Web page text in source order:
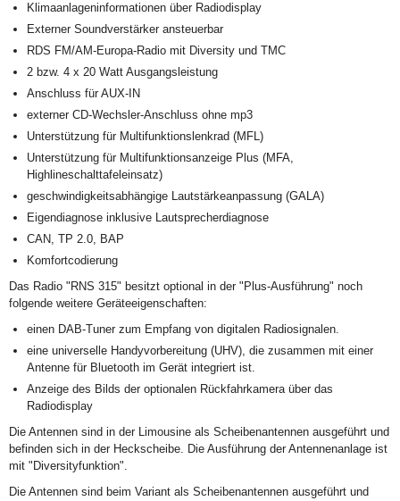
Klimaanlageninformationen über Radiodisplay
Externer Soundverstärker ansteuerbar
RDS FM/AM-Europa-Radio mit Diversity und TMC
2 bzw. 4 x 20 Watt Ausgangsleistung
Anschluss für AUX-IN
externer CD-Wechsler-Anschluss ohne mp3
Unterstützung für Multifunktionslenkrad (MFL)
Unterstützung für Multifunktionsanzeige Plus (MFA,
Highlineschalttafeleinsatz)
geschwindigkeitsabhängige Lautstärkeanpassung (GALA)
Eigendiagnose inklusive Lautsprecherdiagnose
CAN, TP 2.0, BAP
Komfortcodierung
Das Radio "RNS 315" besitzt optional in der "Plus-Ausführung" noch
folgende weitere Geräteeigenschaften:
einen DAB-Tuner zum Empfang von digitalen Radiosignalen.
eine universelle Handyvorbereitung (UHV), die zusammen mit einer
Antenne für Bluetooth im Gerät integriert ist.
Anzeige des Bilds der optionalen Rückfahrkamera über das
Radiodisplay
Die Antennen sind in der Limousine als Scheibenantennen ausgeführt und
befinden sich in der Heckscheibe. Die Ausführung der Antennenanlage ist
mit "Diversityfunktion".
Die Antennen sind beim Variant als Scheibenantennen ausgeführt und